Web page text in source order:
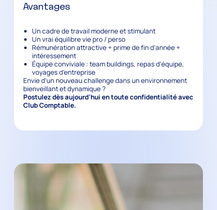
Avantages
Un cadre de travail moderne et stimulant
Un vrai équilibre vie pro / perso
Rémunération attractive + prime de fin d’année +
intéressement
Équipe conviviale : team buildings, repas d’équipe,
voyages d’entreprise
Envie d’un nouveau challenge dans un environnement
bienveillant et dynamique ?
Postulez dès aujourd’hui en toute confidentialité avec
Club Comptable.